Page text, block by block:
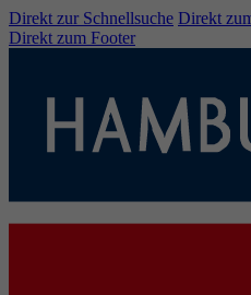
Direkt zur Schnellsuche Direkt
Direkt zum Footer